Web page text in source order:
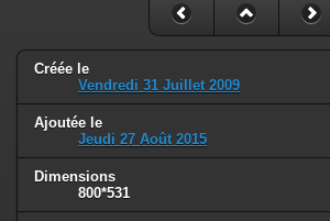
Créée le
Vendredi 31 Juillet 2009
Ajoutée le
Jeudi 27 Août 2015
Dimensions
800*531